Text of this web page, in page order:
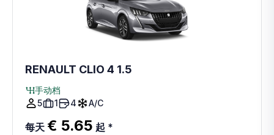
RENAULT CLIO 4 1.5
手动档
5
1 4 A/C
每天 € 5.65 起 *